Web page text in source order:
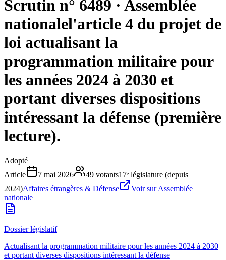
Scrutin n° 6489 · Assemblée
nationalel'article 4 du projet de
loi actualisant la
programmation militaire pour
les années 2024 à 2030 et
portant diverses dispositions
intéressant la défense (première
lecture).
Adopté
Article
7 mai 2026 49 votants17ᵉ législature (depuis
2024)Affaires étrangères & Défense
Voir sur Assemblée
nationale
Dossier législatif
Actualisant la programmation militaire pour les années 2024 à 2030
et portant diverses dispositions intéressant la défense